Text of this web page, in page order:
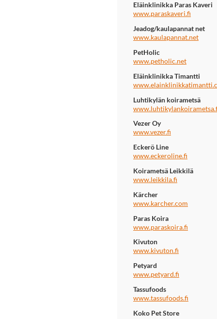
Eläinklinikka Paras Kaveri
www.paraskaveri.fi
Jeadog/kaulapannat net
www.kaulapannat.net
PetHolic
www.petholic.net
Eläinklinikka Timantti
Luhtikylän koirametsä
Vezer Oy
www.vezer.fi
Eckerö Line
www.eckeroline.fi
Koirametsä Leikkilä
www.leikkila.fi
Kärcher
www.karcher.com
Paras Koira
www.paraskoira.fi
Kivuton
www.kivuton.fi
Petyard
www.petyard.fi
Tassufoods
www.tassufoods.fi
Koko Pet Store